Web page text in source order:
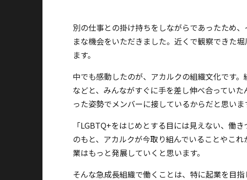
別の仕事との掛け持ちをしながらであったため
まな機会をいただきました。近くで観察できた
ます。
中でも感動したのが、アカルクの組織文化です
などと、みんながすぐに手を差し伸べ合ってい
った姿勢でメンバーに接しているからだと思い
「LGBTQ+をはじめとする目には見えない、働
のもと、アカルクが今取り組んでいることやこ
業はもっと発展していくと思います。
そんな急成長組織で働くことは、特に起業を目